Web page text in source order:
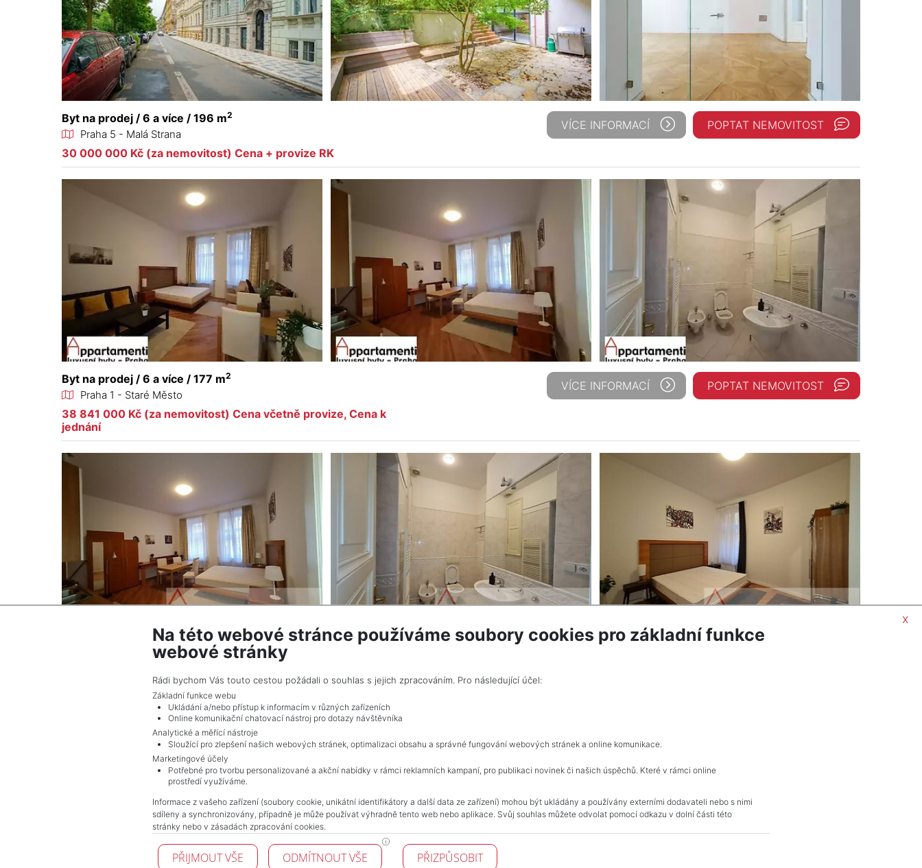
Byt na prodej / 6 a více / 196 m2
Praha 5 - Malá Strana
30 000 000 Kč (za nemovitost) Cena + provize RK
VÍCE INFORMACÍ POPTAT NEMOVITOST
Byt na prodej / 6 a více / 177 m2
Praha 1 - Staré Město
38 841 000 Kč (za nemovitost) Cena včetně provize, Cena k
jednání
VÍCE INFORMACÍ POPTAT NEMOVITOST
Byt na prodej / 6 a více / 177 m2
31 461 210 Kč (za nemovitost) Cena včetně provize
NAVIGACE
Obchodní podmínky
Ochrana osobních údajů
Realitní kanceláře
Kontakt
KONTAKT
Pražské reality
Budějovická 778/3
x
Na této webové stránce používáme soubory cookies pro základní funkce
webové stránky
Rádi bychom Vás touto cestou požádali o souhlas s jejich zpracováním. Pro následující účel:
Základní funkce webu
Ukládání a/nebo přístup k informacím v různých zařízeních
Online komunikační chatovací nástroj pro dotazy návštěvníka
Analytické a měřící nástroje
Sloužící pro zlepšení našich webových stránek, optimalizaci obsahu a správné fungování webových stránek a online komunikace.
Marketingové účely
Potřebné pro tvorbu personalizované a akční nabídky v rámci reklamních kampaní, pro publikaci novinek či našich úspěchů. Které v rámci online
prostředí využíváme.
Informace z vašeho zařízení (soubory cookie, unikátní identifikátory a další data ze zařízení) mohou být ukládány a používány externími dodavateli nebo s nimi
sdíleny a synchronizovány, případně je může používat výhradně tento web nebo aplikace. Svůj souhlas můžete odvolat pomocí odkazu v dolní části této
stránky nebo v zásadách zpracování cookies.
PŘIJMOUT VŠE ODMÍTNOUT VŠE PŘIZPŮSOBIT